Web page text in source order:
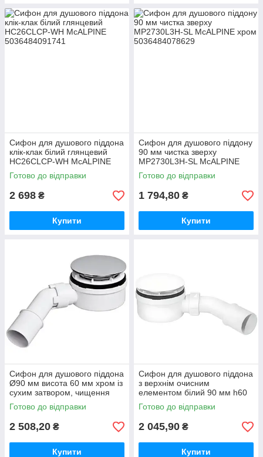
Сифон для душового піддона
клік-клак білий глянцевий
HC26CLCP-WH McALPINE
Готово до відправки
2 698 ₴
Купити
Сифон для душового піддону
90 мм чистка зверху
MP2730L3H-SL McALPINE
хром
Готово до відправки
1 794,80 ₴
Купити
Сифон для душового піддона
Ø90 мм висота 60 мм хром із
сухим затвором, чищення
зверху HC2730LCPN-NRV
McALPINE
Готово до відправки
2 508,20 ₴
Купити
Сифон для душового піддона
з верхнім очисним
елементом білий 90 мм h60
мм вихід 40/50
HC2730LWHN-PB McAlpine
Готово до відправки
2 045,90 ₴
Купити